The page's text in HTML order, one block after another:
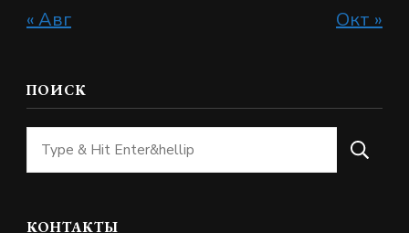
« Авг Окт »
ПОИСК
Ищите
что-
КОНТАКТЫ